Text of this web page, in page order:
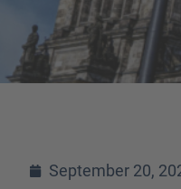
September 20,